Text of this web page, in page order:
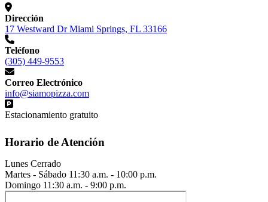
Dirección
17 Westward Dr Miami Springs, FL 33166
Teléfono
(305) 449-9553
Correo Electrónico
info@siamopizza.com
Estacionamiento gratuito
Horario de Atención
Lunes Cerrado
Martes - Sábado 11:30 a.m. - 10:00 p.m.
Domingo 11:30 a.m. - 9:00 p.m.